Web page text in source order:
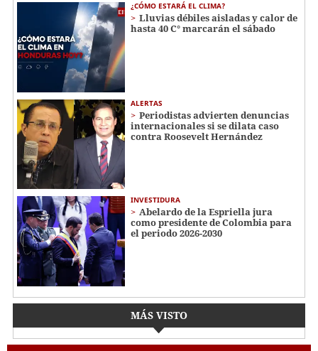
¿CÓMO ESTARÁ EL CLIMA?
Lluvias débiles aisladas y calor de
hasta 40 C° marcarán el sábado
ALERTAS
Periodistas advierten denuncias
internacionales si se dilata caso
contra Roosevelt Hernández
INVESTIDURA
Abelardo de la Espriella jura
como presidente de Colombia para
el periodo 2026-2030
MÁS VISTO